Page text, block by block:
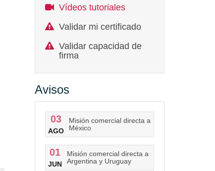
Vídeos tutoriales
Validar mi certificado
Validar capacidad de
firma
Avisos
03
AGO
Misión comercial directa a
México
01
JUN
Misión comercial directa a
Argentina y Uruguay